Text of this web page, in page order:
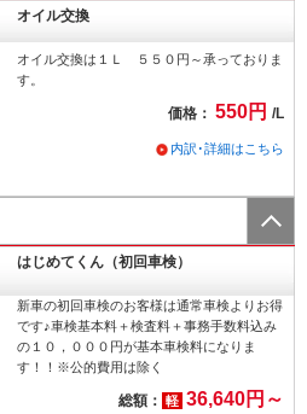
オイル交換
オイル交換は１Ｌ ５５０円～承っておりま
す。
価格： 550円 /L
内訳･詳細はこちら
はじめてくん（初回車検）
新車の初回車検のお客様は通常車検よりお得
です♪車検基本料＋検査料＋事務手数料込み
の１０，０００円が基本車検料になりま
す！！※公的費用は除く
総額： 軽 36,640円～